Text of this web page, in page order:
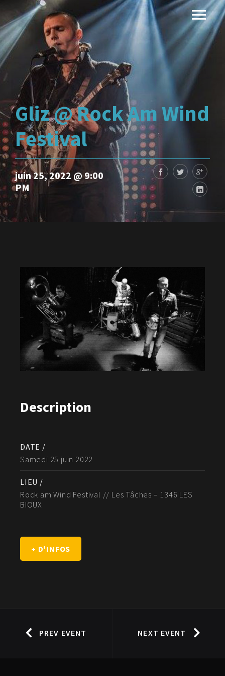
Gliz @ Rock Am Wind
Festival
juin 25, 2022 @ 9:00
PM
Description
DATE /
Samedi 25 juin 2022
LIEU /
Rock am Wind Festival // Les Tâches – 1346 LES
BIOUX
+ D'INFOS
PREV EVENT NEXT EVENT